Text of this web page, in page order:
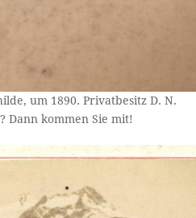
um 1890. Privatbesitz D. N.
Dann kommen Sie mit!